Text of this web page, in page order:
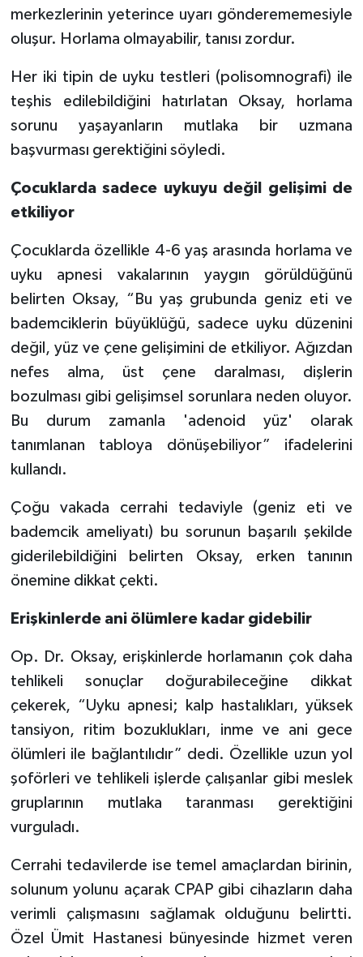
merkezlerinin yeterince uyarı gönderememesiyle
oluşur. Horlama olmayabilir, tanısı zordur.
Her iki tipin de uyku testleri (polisomnografi) ile
teşhis edilebildiğini hatırlatan Oksay, horlama
sorunu yaşayanların mutlaka bir uzmana
başvurması gerektiğini söyledi.
Çocuklarda sadece uykuyu değil gelişimi de
etkiliyor
Çocuklarda özellikle 4-6 yaş arasında horlama ve
uyku apnesi vakalarının yaygın görüldüğünü
belirten Oksay, “Bu yaş grubunda geniz eti ve
bademciklerin büyüklüğü, sadece uyku düzenini
değil, yüz ve çene gelişimini de etkiliyor. Ağızdan
nefes alma, üst çene daralması, dişlerin
bozulması gibi gelişimsel sorunlara neden oluyor.
Bu durum zamanla 'adenoid yüz' olarak
tanımlanan tabloya dönüşebiliyor” ifadelerini
kullandı.
Çoğu vakada cerrahi tedaviyle (geniz eti ve
bademcik ameliyatı) bu sorunun başarılı şekilde
giderilebildiğini belirten Oksay, erken tanının
önemine dikkat çekti.
Erişkinlerde ani ölümlere kadar gidebilir
Op. Dr. Oksay, erişkinlerde horlamanın çok daha
tehlikeli sonuçlar doğurabileceğine dikkat
çekerek, “Uyku apnesi; kalp hastalıkları, yüksek
tansiyon, ritim bozuklukları, inme ve ani gece
ölümleri ile bağlantılıdır” dedi. Özellikle uzun yol
şoförleri ve tehlikeli işlerde çalışanlar gibi meslek
gruplarının mutlaka taranması gerektiğini
vurguladı.
Cerrahi tedavilerde ise temel amaçlardan birinin,
solunum yolunu açarak CPAP gibi cihazların daha
verimli çalışmasını sağlamak olduğunu belirtti.
Özel Ümit Hastanesi bünyesinde hizmet veren